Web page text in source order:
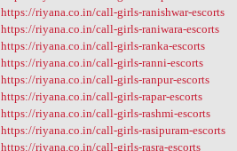
https://riyana.co.in/call-girls-ranishwar-escorts
https://riyana.co.in/call-girls-raniwara-escorts
https://riyana.co.in/call-girls-ranka-escorts
https://riyana.co.in/call-girls-ranni-escorts
https://riyana.co.in/call-girls-ranpur-escorts
https://riyana.co.in/call-girls-rapar-escorts
https://riyana.co.in/call-girls-rashmi-escorts
https://riyana.co.in/call-girls-rasipuram-escorts
https://riyana.co.in/call-girls-rasra-escorts